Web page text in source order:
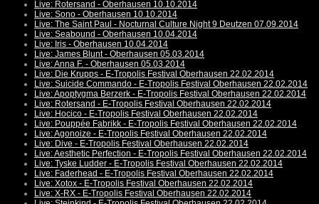
Live: Rotersand - Oberhausen 10.10.2014
Live: Sono - Oberhausen 10.10.2014
Live: The Saint Paul - Nocturnal Culture Night 9 Deutzen 07.09.2014
Live: Seabound - Oberhausen 10.04.2014
Live: Iris - Oberhausen 10.04.2014
Live: James Blunt - Oberhausen 05.03.2014
Live: Anna F. - Oberhausen 05.03.2014
Live: Die Krupps - E-Tropolis Festival Oberhausen 22.02.2014
Live: Suicide Commando - E-Tropolis Festival Oberhausen 22.02.2014
Live: Apoptygma Berzerk - E-Tropolis Festival Oberhausen 22.02.2014
Live: Rotersand - E-Tropolis Festival Oberhausen 22.02.2014
Live: Hocico - E-Tropolis Festival Oberhausen 22.02.2014
Live: Pouppée Fabrikk - E-Tropolis Festival Oberhausen 22.02.2014
Live: Agonoize - E-Tropolis Festival Oberhausen 22.02.2014
Live: Dive - E-Tropolis Festival Oberhausen 22.02.2014
Live: Aesthetic Perfection - E-Tropolis Festival Oberhausen 22.02.2014
Live: Tyske Ludder - E-Tropolis Festival Oberhausen 22.02.2014
Live: Faderhead - E-Tropolis Festival Oberhausen 22.02.2014
Live: Xotox - E-Tropolis Festival Oberhausen 22.02.2014
Live: X-RX - E-Tropolis Festival Oberhausen 22.02.2014